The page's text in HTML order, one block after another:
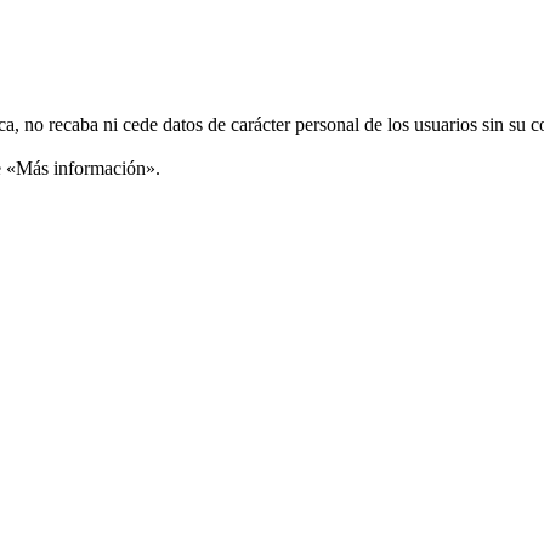
recaba ni cede datos de carácter personal de los usuarios sin su
«Más información».